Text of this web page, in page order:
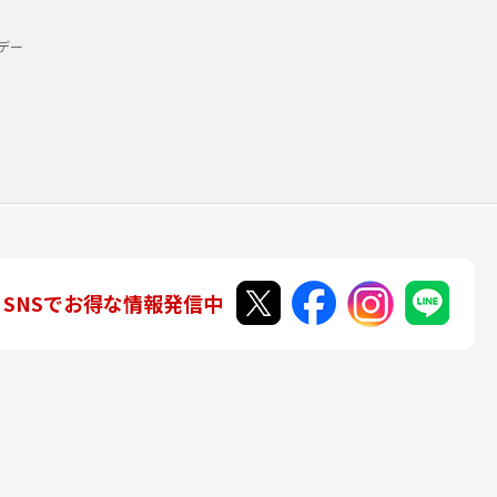
ー
SNSでお得な情報発信中